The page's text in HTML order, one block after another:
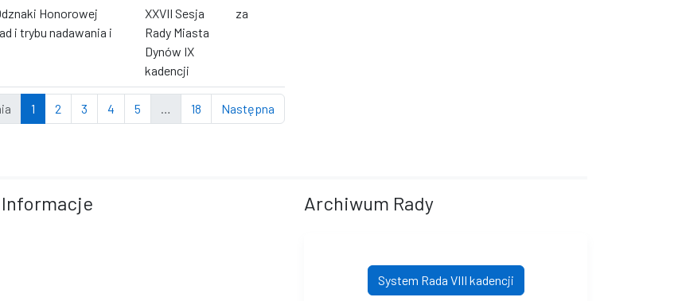
Honorowej
i trybu nadawania i
XXVII Sesja
Rady Miasta
Dynów IX
kadencji
za
1 2 3 4 5 … 18 Następna
Informacje Archiwum Rady
System Rada VIII kadencji